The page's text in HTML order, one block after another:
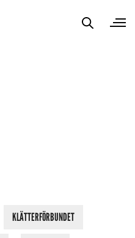
KLÄTTERFÖRBUNDET